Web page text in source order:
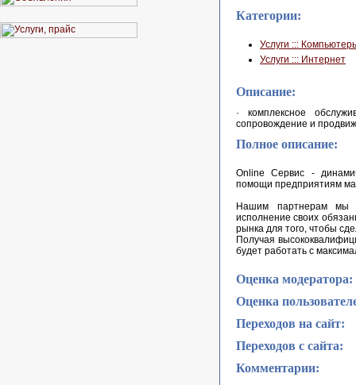
Категории:
Услуги :::
Услуги ::: Интернет
Описание:
· комплексное
сопровождение и
Полное описание:
Online Сервис -
помощи предприятиям
Нашим партнерам мы
исполнение своих
рынка для того, чтобы
Получая
будет работать с
Оценка модератора:
Оценка
Переходов на сайт:
Переходов с сайта:
Комментарии: